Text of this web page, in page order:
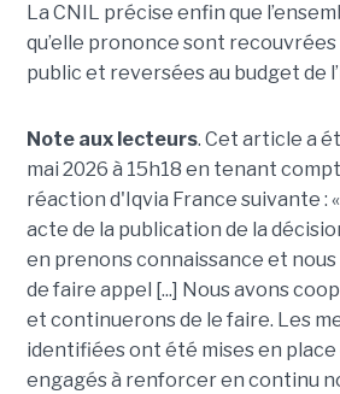
La CNIL précise enfin que
qu’elle prononce sont
public et reversées au budget de
Note aux lecteurs. Cet article a
mai 2026 à 15h18 en tenant
réaction d'Iqvia France suivante :
acte de la publication de la
en prenons connaissance et
de faire appel [...] Nous avons
et continuerons de le faire. Les
identifiées ont été mises en
engagés à renforcer en continu